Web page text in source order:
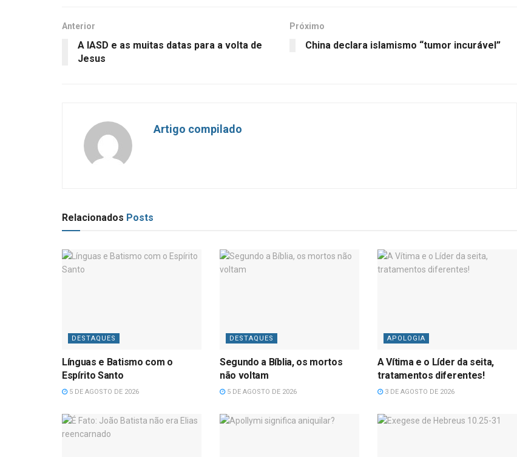
Anterior
A IASD e as muitas datas para a volta de
Jesus
Próximo
China declara islamismo “tumor incurável”
Artigo compilado
Relacionados Posts
DESTAQUES
Línguas e Batismo com o
Espírito Santo
5 DE AGOSTO DE 2026
DESTAQUES
Segundo a Bíblia, os mortos
não voltam
5 DE AGOSTO DE 2026
APOLOGIA
A Vítima e o Líder da seita,
tratamentos diferentes!
3 DE AGOSTO DE 2026